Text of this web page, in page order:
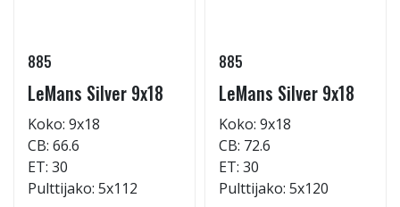
885
LeMans Silver 9x18
Koko: 9x18
CB: 66.6
ET: 30
Pulttijako: 5x112
885
LeMans Silver 9x18
Koko: 9x18
CB: 72.6
ET: 30
Pulttijako: 5x120